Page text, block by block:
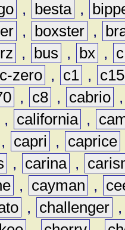
, besta ,
, boxster ,
, bus , bx ,
c
c-zero , c1 ,
c15
, c8 , cabrio
, california ,
, capri , caprice
, carina ,
, cayman ,
, challenger